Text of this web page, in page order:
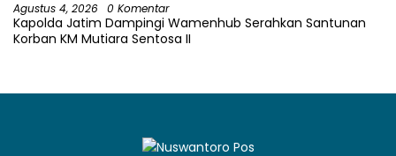
Agustus 4, 2026 0 Komentar
Kapolda Jatim Dampingi Wamenhub Serahkan Santunan
Korban KM Mutiara Sentosa II